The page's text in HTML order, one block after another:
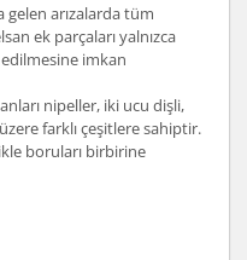
arızalarda tüm
ek parçaları yalnızca
imkan
nipeller, iki ucu dişli,
farklı çeşitlere sahiptir.
boruları birbirine